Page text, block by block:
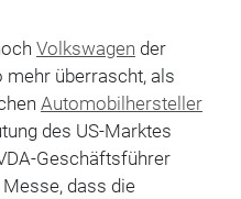
Volkswagen der
mehr überrascht, als
Automobilhersteller
des US-Marktes
Geschäftsführer
dass die